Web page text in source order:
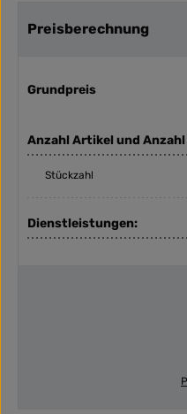
Preisberechnung
Grundpreis
Anzahl Artikel und
Stückzahl
Dienstleistungen: